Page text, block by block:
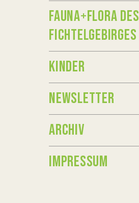
FAUNA+FLORA DES
FICHTELGEBIRGES
KINDER
NEWSLETTER
ARCHIV
IMPRESSUM